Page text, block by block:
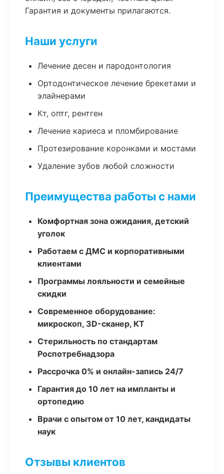
Гарантия и документы прилагаются.
Наши услуги
Лечение десен и пародонтология
Ортодонтическое лечение брекетами и
элайнерами
Кт, оптг, рентген
Лечение кариеса и пломбирование
Протезирование коронками и мостами
Удаление зубов любой сложности
Преимущества работы с нами
Комфортная зона ожидания, детский
уголок
Работаем с ДМС и корпоративными
клиентами
Программы лояльности и семейные
скидки
Современное оборудование:
микроскоп, 3D-сканер, КТ
Стерильность по стандартам
Роспотребнадзора
Рассрочка 0% и онлайн-запись 24/7
Гарантия до 10 лет на импланты и
ортопедию
Врачи с опытом от 10 лет, кандидаты
наук
Отзывы клиентов